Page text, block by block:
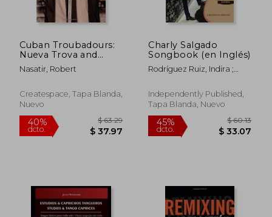
45%
dcto.
$ 406.86
$ 223.77
45%
dcto.
Cuban Troubadours:
Nueva Trova and
Contemporary Cuban
Song: Volume 2
(en Inglés)
Nasatir, Robert
Createspace, Tapa Blanda,
Nuevo
Charly Salgado
Songbook (en Inglés)
Rodríguez Ruiz, Indira ;
Charly
Independently Published,
Tapa Blanda, Nuevo